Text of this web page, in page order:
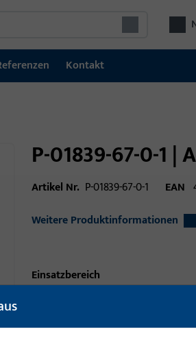
Kontakt
P-01839-67-0-1 |
Artikel Nr. P-01839-67-0-1 EAN
Weitere Produktinformationen
Einsatzbereich
Einsatzsystem